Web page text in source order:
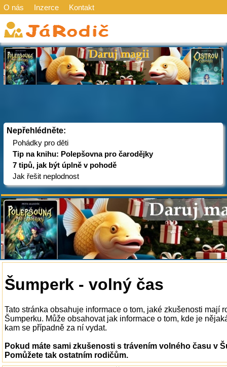
O nás Inzerce Kontakt
Nepřehlédněte:
Pohádky pro děti
Tip na knihu: Polepšovna pro čarodějky
7 tipů, jak být úplně v pohodě
Jak řešit neplodnost
Šumperk - volný čas
Tato stránka obsahuje informace o tom, jaké zkušenosti mají
Šumperku. Může obsahovat jak informace o tom, kde je
kam se případně za ní vydat.
Pokud máte sami zkušenosti s trávením volného času v
Pomůžete tak ostatním rodičům.